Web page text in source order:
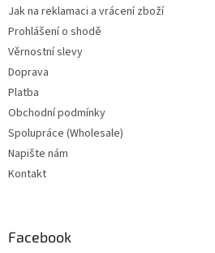
Jak na reklamaci a vrácení zboží
Prohlášení o shodě
Věrnostní slevy
Doprava
Platba
Obchodní podmínky
Spolupráce (Wholesale)
Napište nám
Kontakt
Facebook